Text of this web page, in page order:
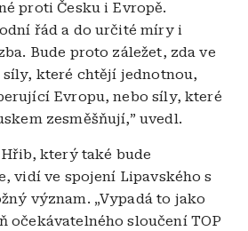
proti Česku i Evropě.
řád a do určité míry i
Bude proto záležet, zda ve
síly, které chtějí jednotnou,
Evropu, nebo síly, které
zesměšňují,” uvedl.
který také bude
vidí ve spojení Lipavského s
význam. „Vypadá to jako
očekávatelného sloučení TOP